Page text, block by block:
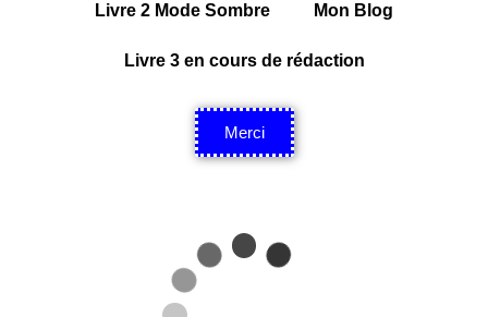
Livre 2 Mode Sombre Mon Blog
Livre 3 en cours de rédaction
Merci